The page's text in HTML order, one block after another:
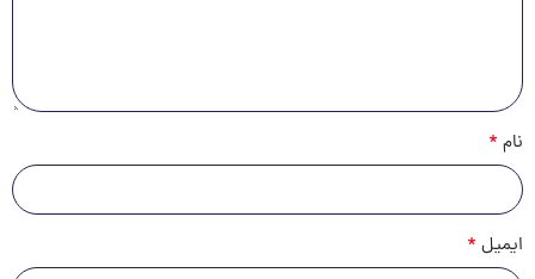
نام *
ایمیل *